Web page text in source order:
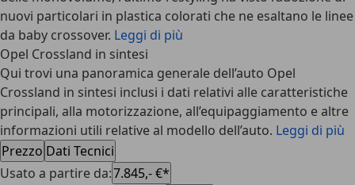
nuovi particolari in plastica colorati che ne esaltano le linee
da baby crossover. Leggi di più
Opel Crossland in sintesi
Qui trovi una panoramica generale dell’auto Opel
Crossland in sintesi inclusi i dati relativi alle caratteristiche
principali, alla motorizzazione, all’equipaggiamento e altre
informazioni utili relative al modello dell’auto. Leggi di più
Prezzo Dati Tecnici
Usato a partire da:7.845,- €*